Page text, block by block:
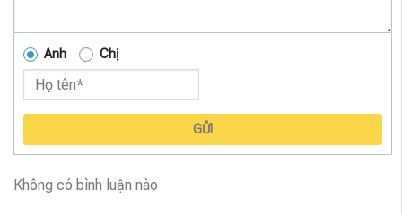
Anh Chị
GỬI
Không có bình luận nào